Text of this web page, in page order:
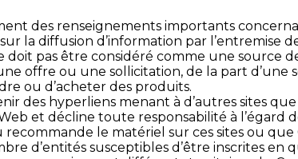
des renseignements importants
la diffusion d’information par l’entremise
doit pas être considéré comme une source
offre ou une sollicitation, de la part
ou d’acheter des produits.
des hyperliens menant à d’autres sites
et décline toute responsabilité à l’égard
le matériel sur ces sites ou que
d’entités susceptibles d’être inscrites